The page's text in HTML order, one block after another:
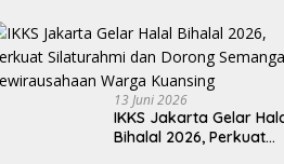
13 Juni 2026
IKKS Jakarta Gelar
Bihalal 2026, Perkuat